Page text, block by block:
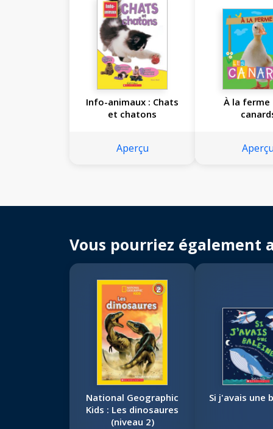
Info-animaux : Chats
et chatons
Aperçu
À la ferme
Vous pourriez également
National Geographic
Kids : Les dinosaures
(niveau 2)
Si j'avais une